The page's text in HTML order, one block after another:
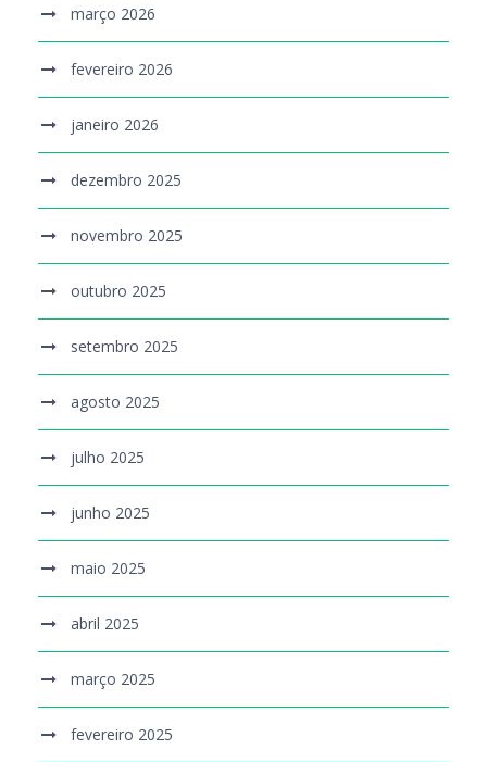
março 2026
fevereiro 2026
janeiro 2026
dezembro 2025
novembro 2025
outubro 2025
setembro 2025
agosto 2025
julho 2025
junho 2025
maio 2025
abril 2025
março 2025
fevereiro 2025